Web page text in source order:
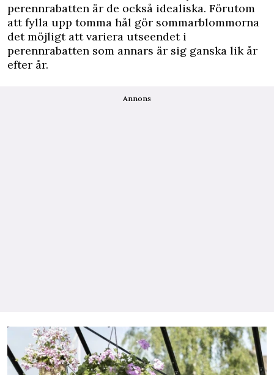
perennrabatten är de också idealiska. Förutom
att fylla upp tomma hål gör sommarblommorna
det möjligt att variera utseendet i
perennrabatten som annars är sig ganska lik år
efter år.
Annons